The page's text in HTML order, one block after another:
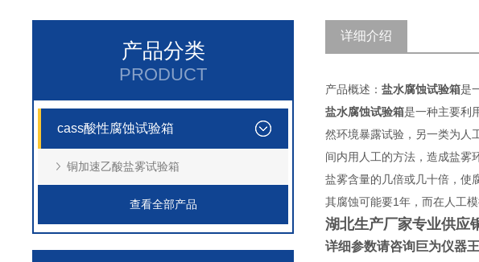
产品分类
PRODUCT
cass酸性腐蚀试验箱
铜加速乙酸盐雾试验箱
查看全部产品
详细介绍
产品概述： 盐水腐蚀试验箱是
盐水腐蚀试验箱是一种主要利
然环境暴露试验，另一类为
间内用人工的方法，造成盐雾
盐雾含量的几倍或几十倍，使
其腐蚀可能要1年，而在人工
湖北生产厂家专业供应
详细参数请咨询巨为仪器